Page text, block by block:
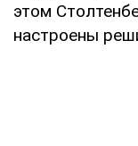
этом
настроены